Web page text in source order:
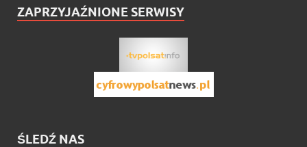
ZAPRZYJAŹNIONE SERWISY
ŚLEDŹ NAS